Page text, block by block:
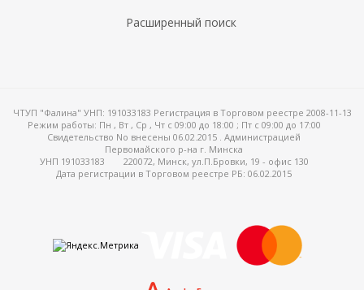
Расширенный поиск
ЧТУП "Фалина" УНП: 191033183 Регистрация в Торговом реестре 2008-11-13
Режим работы: Пн , Вт , Ср , Чт c 09:00 до 18:00 ; Пт c 09:00 до 17:00
Свидетельство No внесены 06.02.2015 . Администрацией
Первомайского р-на г. Минска
УНП 191033183
220072, Минск, ул.П.Бровки, 19 - офис 130
Дата регистрации в Торговом реестре РБ: 06.02.2015